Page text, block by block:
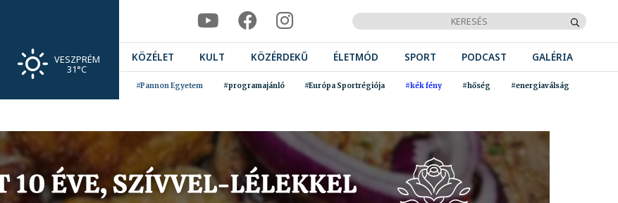
VESZPRÉM
31°C
KÖZÉLET KULT KÖZÉRDEKŰ ÉLETMÓD SPORT PODCAST GALÉRIA
#Pannon Egyetem #programajánló #Európa Sportrégiója #kék fény #hőség #energiaválság